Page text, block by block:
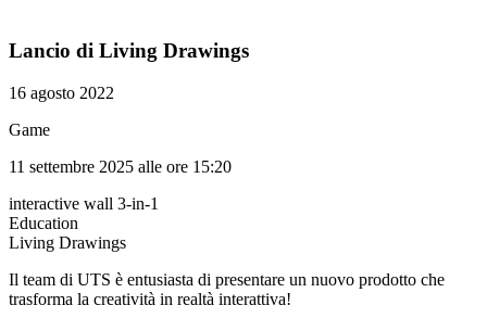
Lancio di Living Drawings
16 agosto 2022
Game
11 settembre 2025 alle ore 15:20
interactive wall 3-in-1
Education
Living Drawings​
Il team di UTS è entusiasta di presentare un nuovo prodotto che
trasforma la creatività in realtà interattiva!